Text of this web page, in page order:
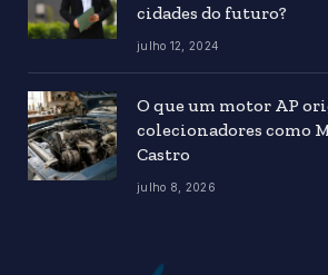
cidades do futuro?
julho 12, 2024
O que um motor AP
colecionadores como
Castro
julho 8, 2026